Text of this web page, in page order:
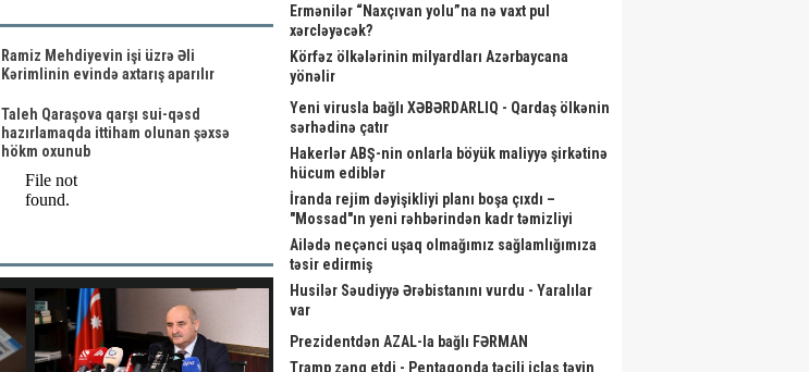
Ramiz Mehdiyevin işi üzrə Əli
Kərimlinin evində axtarış aparılır
Taleh Qaraşova qarşı sui-qəsd
hazırlamaqda ittiham olunan şəxsə
hökm oxunub
Ermənilər “Naxçıvan yolu”na nə vaxt pul
xərcləyəcək?
Körfəz ölkələrinin milyardları Azərbaycana
yönəlir
Yeni virusla bağlı XƏBƏRDARLIQ - Qardaş ölkənin
sərhədinə çatır
Hakerlər ABŞ-nin onlarla böyük maliyyə şirkətinə
hücum ediblər
İranda rejim dəyişikliyi planı boşa çıxdı –
"Mossad"ın yeni rəhbərindən kadr təmizliyi
Ailədə neçənci uşaq olmağımız sağlamlığımıza
təsir edirmiş
Husilər Səudiyyə Ərəbistanını vurdu - Yaralılar
var
Prezidentdən AZAL-la bağlı FƏRMAN
Tramp zəng etdi - Pentaqonda təcili iclas təyin